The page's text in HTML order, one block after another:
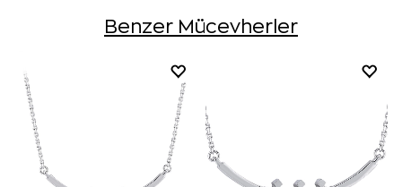
Benzer Mücevherler